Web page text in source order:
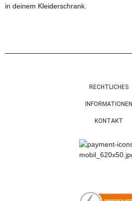
in deinem Kleiderschrank.
RECHTLICHES
INFORMATIONEN
KONTAKT